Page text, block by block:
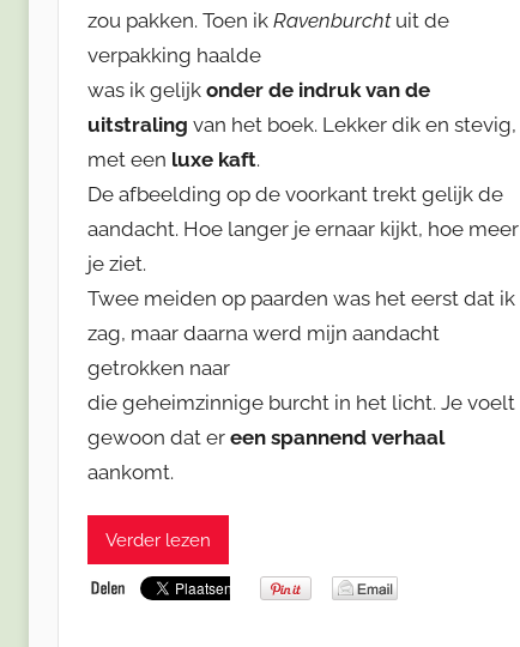
zou pakken. Toen ik Ravenburchtuit de
verpakking haalde
was ik gelijk onder de indruk van de
uitstraling van het boek. Lekker dik en stevig,
met een luxe kaft.
De afbeelding op de voorkant trekt gelijk de
aandacht. Hoe langer je ernaar kijkt, hoe meer
je ziet.
Twee meiden op paarden was het eerst dat ik
zag, maar daarna werd mijn aandacht
getrokken naar
die geheimzinnige burcht in het licht. Je voelt
gewoon dat er een spannend verhaal
aankomt.
Verder lezen